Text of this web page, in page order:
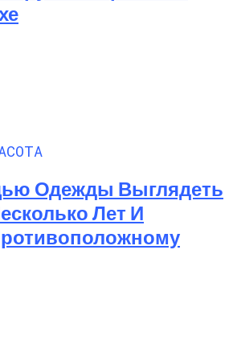
Одежды Выглядеть
Лет И